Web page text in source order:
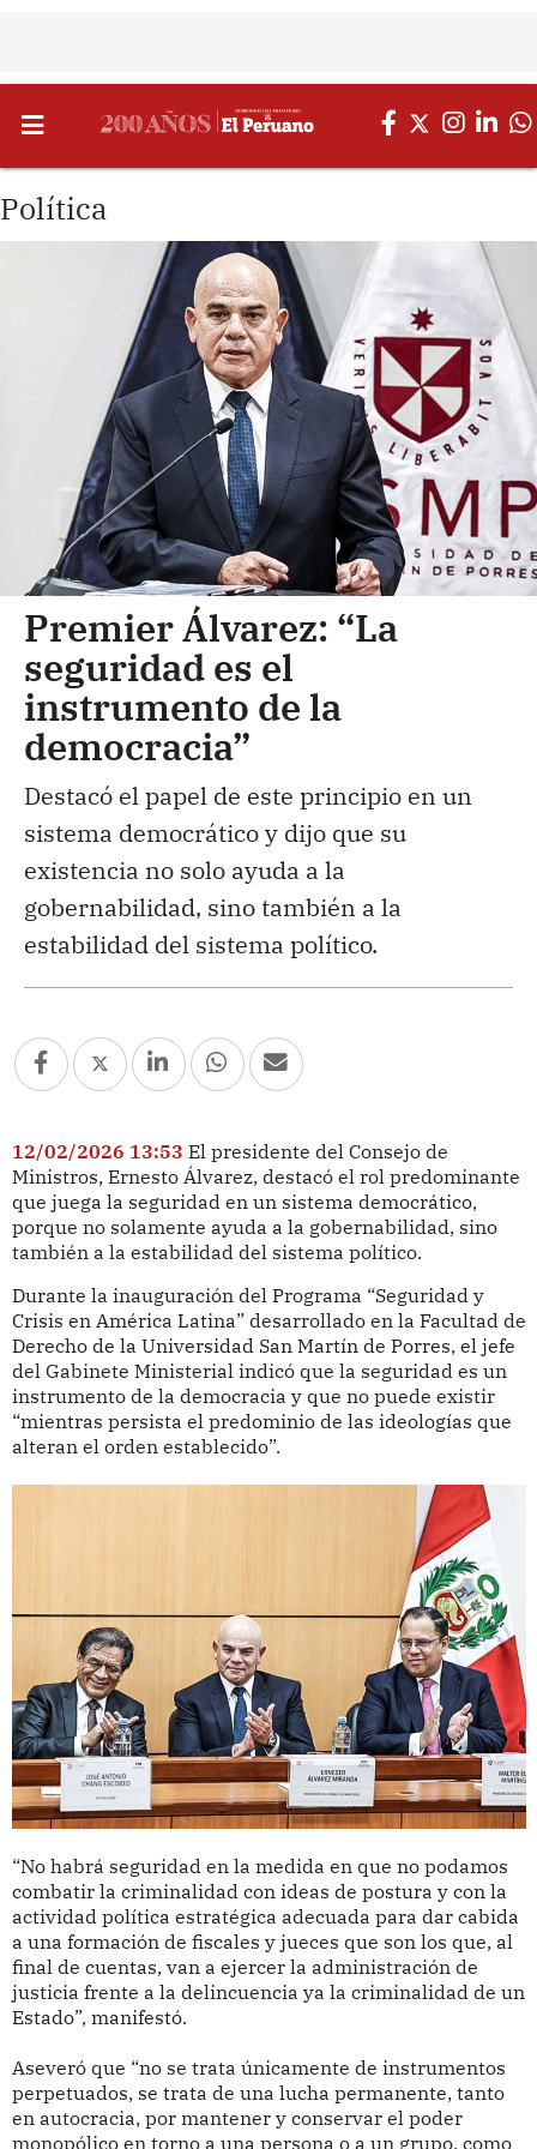
Política
Premier Álvarez: “La
seguridad es el
instrumento de la
democracia”
Destacó el papel de este principio en un
sistema democrático y dijo que su
existencia no solo ayuda a la
gobernabilidad, sino también a la
estabilidad del sistema político.
12/02/2026 13:53 El presidente del Consejo de
Ministros, Ernesto Álvarez, destacó el rol predominante
que juega la seguridad en un sistema democrático,
porque no solamente ayuda a la gobernabilidad, sino
también a la estabilidad del sistema político.
Durante la inauguración del Programa “Seguridad y
Crisis en América Latina” desarrollado en la Facultad de
Derecho de la Universidad San Martín de Porres, el jefe
del Gabinete Ministerial indicó que la seguridad es un
instrumento de la democracia y que no puede existir
“mientras persista el predominio de las ideologías que
alteran el orden establecido”.
“No habrá seguridad en la medida en que no podamos
combatir la criminalidad con ideas de postura y con la
actividad política estratégica adecuada para dar cabida
a una formación de fiscales y jueces que son los que, al
final de cuentas, van a ejercer la administración de
justicia frente a la delincuencia ya la criminalidad de un
Estado”, manifestó.
Aseveró que “no se trata únicamente de instrumentos
perpetuados, se trata de una lucha permanente, tanto
en autocracia, por mantener y conservar el poder
monopólico en torno a una persona o a un grupo, como